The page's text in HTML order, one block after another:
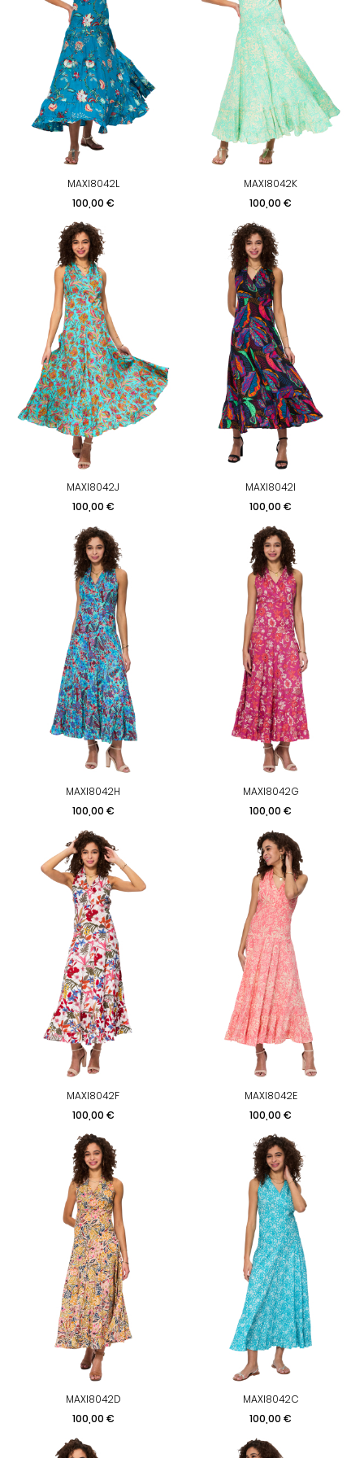
MAXI8042L
Prix
100,00 €
MAXI8042K
Prix
100,00 €
MAXI8042J
Prix
100,00 €
MAXI8042I
Prix
100,00 €
MAXI8042H
Prix
100,00 €
MAXI8042G
Prix
100,00 €
MAXI8042F
Prix
100,00 €
MAXI8042E
Prix
100,00 €
MAXI8042D
Prix
100,00 €
MAXI8042C
Prix
100,00 €